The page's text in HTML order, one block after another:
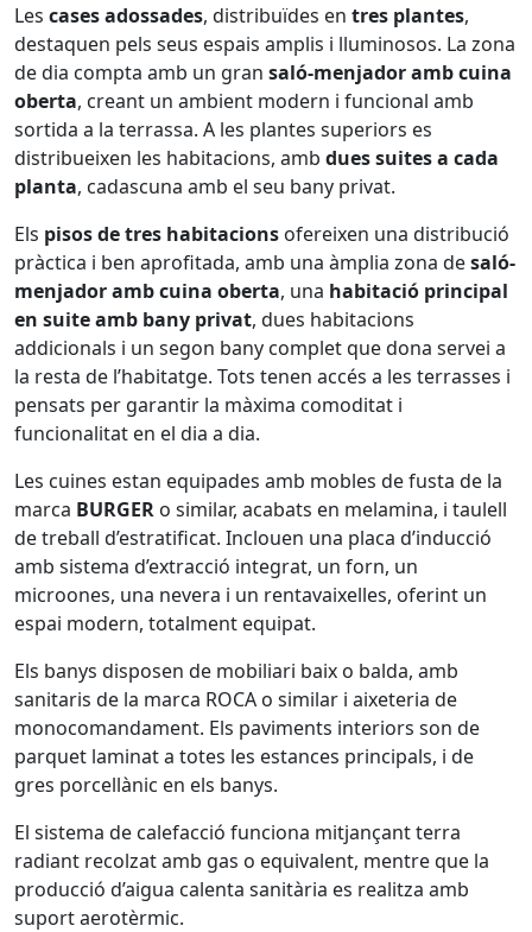
Les cases adossades, distribuïdes en tres plantes,
destaquen pels seus espais amplis i lluminosos. La zona
de dia compta amb un gran saló-menjador amb cuina
oberta, creant un ambient modern i funcional amb
sortida a la terrassa. A les plantes superiors es
distribueixen les habitacions, amb dues suites a cada
planta, cadascuna amb el seu bany privat.
Els pisos de tres habitacions ofereixen una distribució
pràctica i ben aprofitada, amb una àmplia zona desaló-
menjador amb cuina oberta, una habitació principal
en suite amb bany privat, dues habitacions
addicionals i un segon bany complet que dona servei a
la resta de l’habitatge. Tots tenen accés a les terrasses i
pensats per garantir la màxima comoditat i
funcionalitat en el dia a dia.
Les cuines estan equipades amb mobles de fusta de la
marca BURGER o similar, acabats en melamina, i taulell
de treball d’estratificat. Inclouen una placa d’inducció
amb sistema d’extracció integrat, un forn, un
microones, una nevera i un rentavaixelles, oferint un
espai modern, totalment equipat.
Els banys disposen de mobiliari baix o balda, amb
sanitaris de la marca ROCA o similar i aixeteria de
monocomandament. Els paviments interiors son de
parquet laminat a totes les estances principals, i de
gres porcellànic en els banys.
El sistema de calefacció funciona mitjançant terra
radiant recolzat amb gas o equivalent, mentre que la
producció d’aigua calenta sanitària es realitza amb
suport aerotèrmic.